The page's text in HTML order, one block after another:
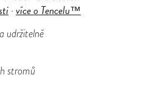
· více o Tencelu™
udržitelně
stromů